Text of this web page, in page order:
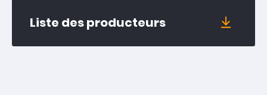
Liste des producteurs